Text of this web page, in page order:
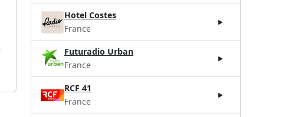
Hotel Costes
France
Futuradio Urban
France
RCF 41
France